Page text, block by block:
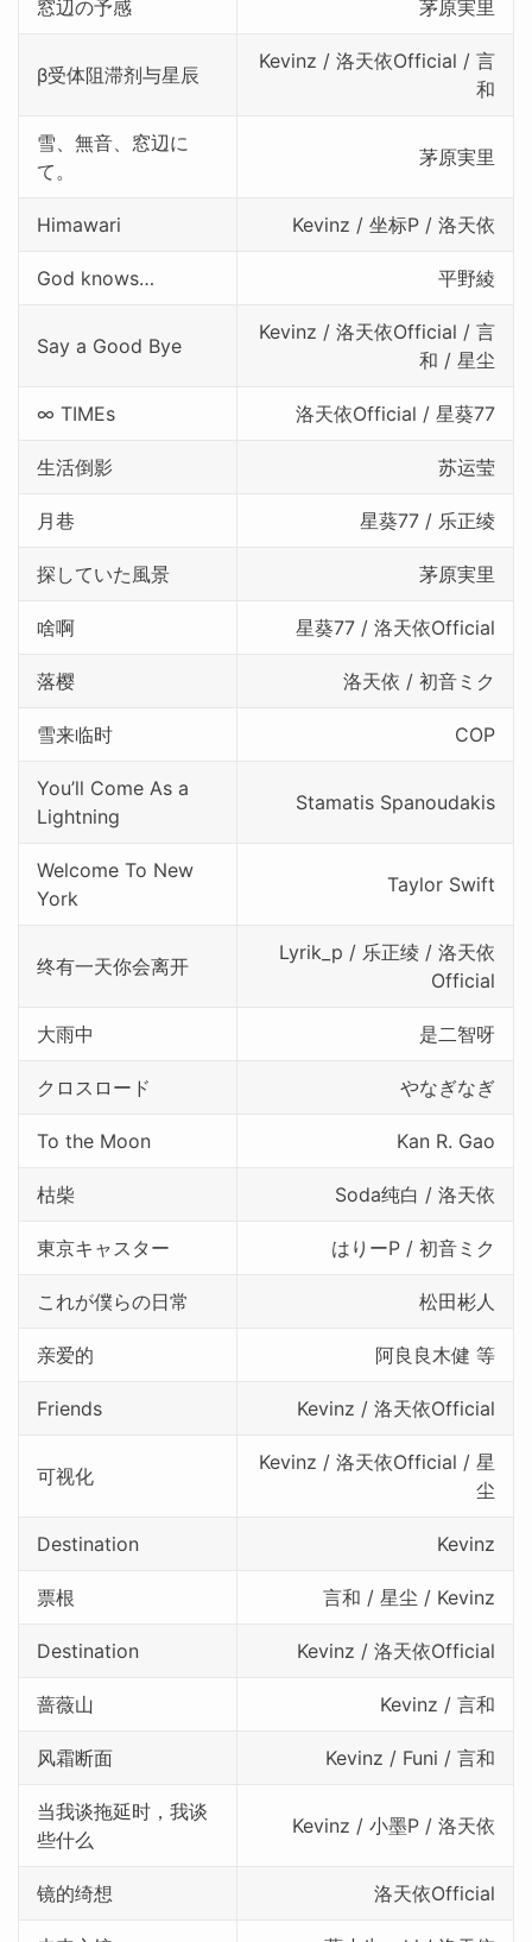
窓辺の予感 茅原実里
β受体阻滞剂与星辰
Kevinz / 洛天依Official / 言
和
雪、無音、窓辺に
て。
茅原実里
Himawari Kevinz / 坐标P / 洛天依
God knows… 平野綾
Say a Good Bye
Kevinz / 洛天依Official / 言
和 / 星尘
∞ TIMEs 洛天依Official / 星葵77
生活倒影 苏运莹
月巷 星葵77 / 乐正绫
探していた風景 茅原実里
啥啊 星葵77 / 洛天依Official
落樱 洛天依 / 初音ミク
雪来临时 COP
You’ll Come As a
Lightning
Stamatis Spanoudakis
Welcome To New
York
Taylor Swift
终有一天你会离开
Lyrik_p / 乐正绫 / 洛天依
Official
大雨中 是二智呀
クロスロード やなぎなぎ
To the Moon Kan R. Gao
枯柴 Soda纯白 / 洛天依
東京キャスター はりーP / 初音ミク
これが僕らの日常 松田彬人
亲爱的 阿良良木健 等
Friends Kevinz / 洛天依Official
可视化
Kevinz / 洛天依Official / 星
尘
Destination Kevinz
票根 言和 / 星尘 / Kevinz
Destination Kevinz / 洛天依Official
蔷薇山 Kevinz / 言和
风霜断面 Kevinz / Funi / 言和
当我谈拖延时，我谈
些什么
Kevinz / 小墨P / 洛天依
镜的绮想 洛天依Official